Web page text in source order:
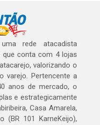
rede atacadista
que conta com 4 lojas
valorizando o
varejo. Pertencente a
anos de mercado, o
e estrategicamente
Casa Amarela,
(BR 101 KarneKeijo),